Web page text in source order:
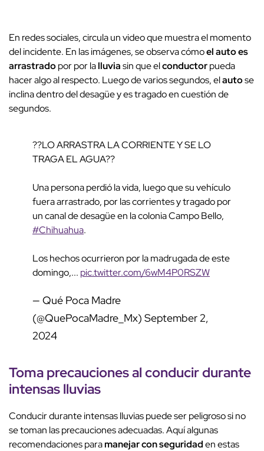
En redes sociales, circula un video que muestra el momento
del incidente. En las imágenes, se observa cómoelautoes
arrastradopor por lalluviasin que elconductorpueda
hacer algo al respecto. Luego de varios segundos, elautose
inclina dentro del desagüe y es tragado en cuestión de
segundos.
??LO ARRASTRA LA CORRIENTE Y SE LO
TRAGA EL AGUA??
Una persona perdió la vida, luego que su vehículo
fuera arrastrado, por las corrientes y tragado por
un canal de desagüe en la colonia Campo Bello,
#Chihuahua.
Los hechos ocurrieron por la madrugada de este
domingo,... pic.twitter.com/6wM4P0RSZW
— Qué Poca Madre
(@QuePocaMadre_Mx) September 2,
2024
Toma precauciones alconducirdurante
intensas lluvias
Conducir durante intensas lluvias puede ser peligroso si no
se toman las precauciones adecuadas. Aquí algunas
recomendaciones paramanejar conseguridaden estas